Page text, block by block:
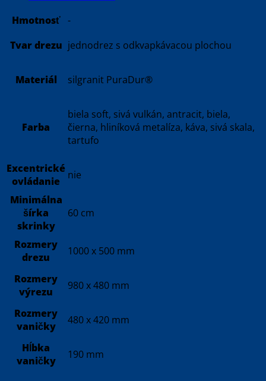
Hmotnosť -
Tvar drezu jednodrez s odkvapkávacou plochou
Materiál silgranit PuraDur®
Farba
biela soft, sivá vulkán, antracit, biela,
čierna, hliníková metalíza, káva, sivá skala,
tartufo
Excentrické
ovládanie
nie
Minimálna
šírka
skrinky
60 cm
Rozmery
drezu
1000 x 500 mm
Rozmery
výrezu
980 x 480 mm
Rozmery
vaničky
480 x 420 mm
Hĺbka
vaničky
190 mm